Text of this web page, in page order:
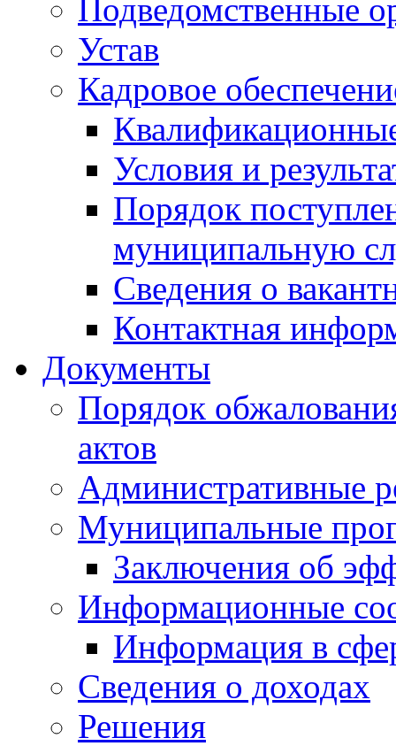
Подведомственные
Устав
Кадровое
Условия и
Порядок
муниципальную
Сведения о
Контактная
Документы
Порядок
актов
Административные
Муниципальные
Заключения об
Информационные
Информация в
Сведения о доходах
Решения